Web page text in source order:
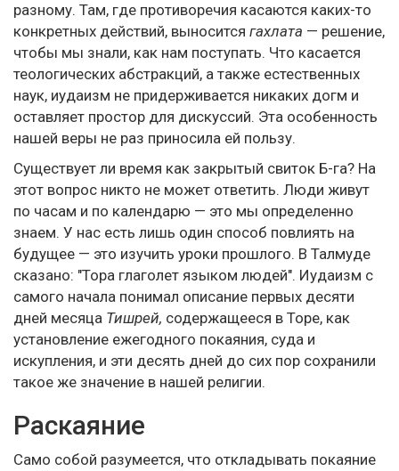
разному. Там, где противоречия касаются каких-то
конкретных действий, выносится гахлата — решение,
чтобы мы знали, как нам поступать. Что касается
теологических абстракций, а также естественных
наук, иудаизм не придерживается никаких догм и
оставляет простор для дискуссий. Эта особенность
нашей веры не раз приносила ей пользу.
Существует ли время как закрытый свиток Б-га? На
этот вопрос никто не может ответить. Люди живут
по часам и по календарю — это мы определенно
знаем. У нас есть лишь один способ повлиять на
будущее — это изучить уроки прошлого. В Талмуде
сказано: "Тора глаголет языком людей". Иудаизм с
самого начала понимал описание первых десяти
дней месяца Тишрей, содержащееся в Торе, как
установление ежегодного покаяния, суда и
искупления, и эти десять дней до сих пор сохранили
такое же значение в нашей религии.
Раскаяние
Само собой разумеется, что откладывать покаяние